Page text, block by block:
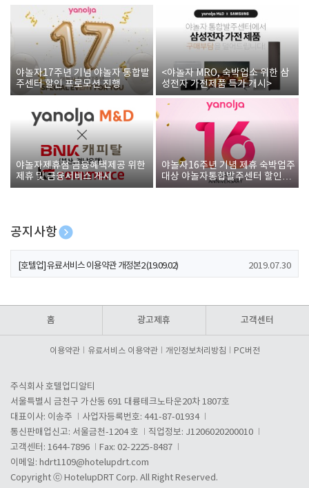
야놀자17주년 기념 야놀자 통합발
주센터 할인 프로모션 진행
<야놀자 MRO, 숙박업소 위한 삼
성전자 가전제품 특가 개시>
야놀자제휴점 금융혜택제공 위한
제휴 및 금융서비스 게시
야놀자16주년 기념 제휴 숙박업주
대상 야놀자통합발주센터 할인쿠
폰 증정
공지사항
[호텔업] 개인정보 처리방침 개정본1 (19.09.02)
[호텔업] 유료서비스 이용약관 개정본2 (19.09.02) 2019.07.30
홈 광고제휴 고객센터
이용약관 유료서비스 이용약관 개인정보처리방침 PC버전
주식회사 호텔업디알티
서울특별시 금천구 가산동 691 대륭테크노타운20차 1807호
대표이사: 이송주
사업자등록번호: 441-87-01934
통신판매업신고: 서울금천-1204 호
직업정보: J1206020200010
고객센터: 1644-7896
Fax: 02-2225-8487
이메일: hdrt1109@hotelupdrt.com
Copyright ⓒ HotelupDRT Corp. All Right Reserved.